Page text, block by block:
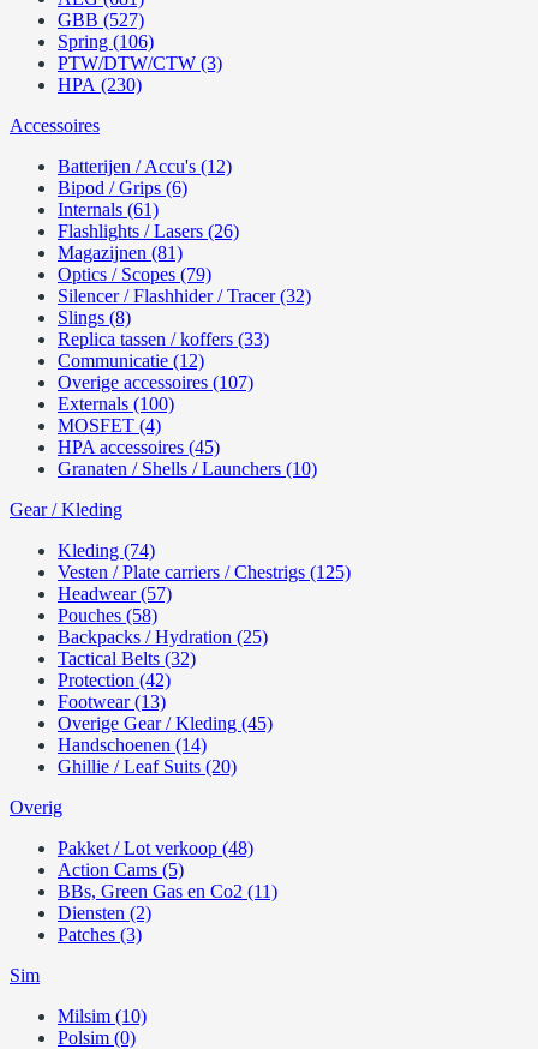
GBB (527)
Spring (106)
PTW/DTW/CTW (3)
HPA (230)
Accessoires
Batterijen / Accu's (12)
Bipod / Grips (6)
Internals (61)
Flashlights / Lasers (26)
Magazijnen (81)
Optics / Scopes (79)
Silencer / Flashhider / Tracer (32)
Slings (8)
Replica tassen / koffers (33)
Communicatie (12)
Overige accessoires (107)
Externals (100)
MOSFET (4)
HPA accessoires (45)
Granaten / Shells / Launchers (10)
Gear / Kleding
Kleding (74)
Vesten / Plate carriers / Chestrigs (125)
Headwear (57)
Pouches (58)
Backpacks / Hydration (25)
Tactical Belts (32)
Protection (42)
Footwear (13)
Overige Gear / Kleding (45)
Handschoenen (14)
Ghillie / Leaf Suits (20)
Overig
Pakket / Lot verkoop (48)
Action Cams (5)
BBs, Green Gas en Co2 (11)
Diensten (2)
Patches (3)
Sim
Milsim (10)
Polsim (0)